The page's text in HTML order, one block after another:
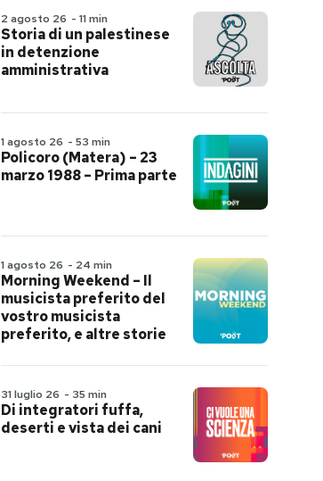
2 agosto 26 - 11 min
Storia di un palestinese
in detenzione
amministrativa
1 agosto 26 - 53 min
Policoro (Matera) – 23
marzo 1988 – Prima parte
1 agosto 26 - 24 min
Morning Weekend – Il
musicista preferito del
vostro musicista
preferito, e altre storie
31 luglio 26 - 35 min
Di integratori fuffa,
deserti e vista dei cani